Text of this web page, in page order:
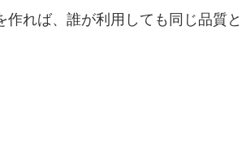
れば、誰が利用しても同じ品質と